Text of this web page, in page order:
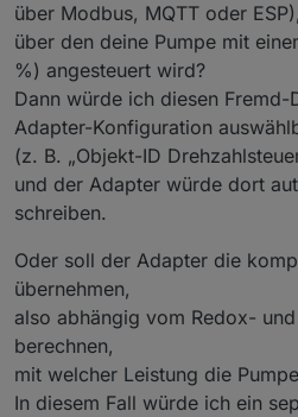
über Modbus, MQTT oder ESP),
über den deine Pumpe mit
%) angesteuert wird?
Dann würde ich diesen Fremd-
Adapter-Konfiguration
(z. B. „Objekt-ID
und der Adapter würde dort
schreiben.
Oder soll der Adapter die
übernehmen,
also abhängig vom Redox-
berechnen,
mit welcher Leistung die
In diesem Fall würde ich ein